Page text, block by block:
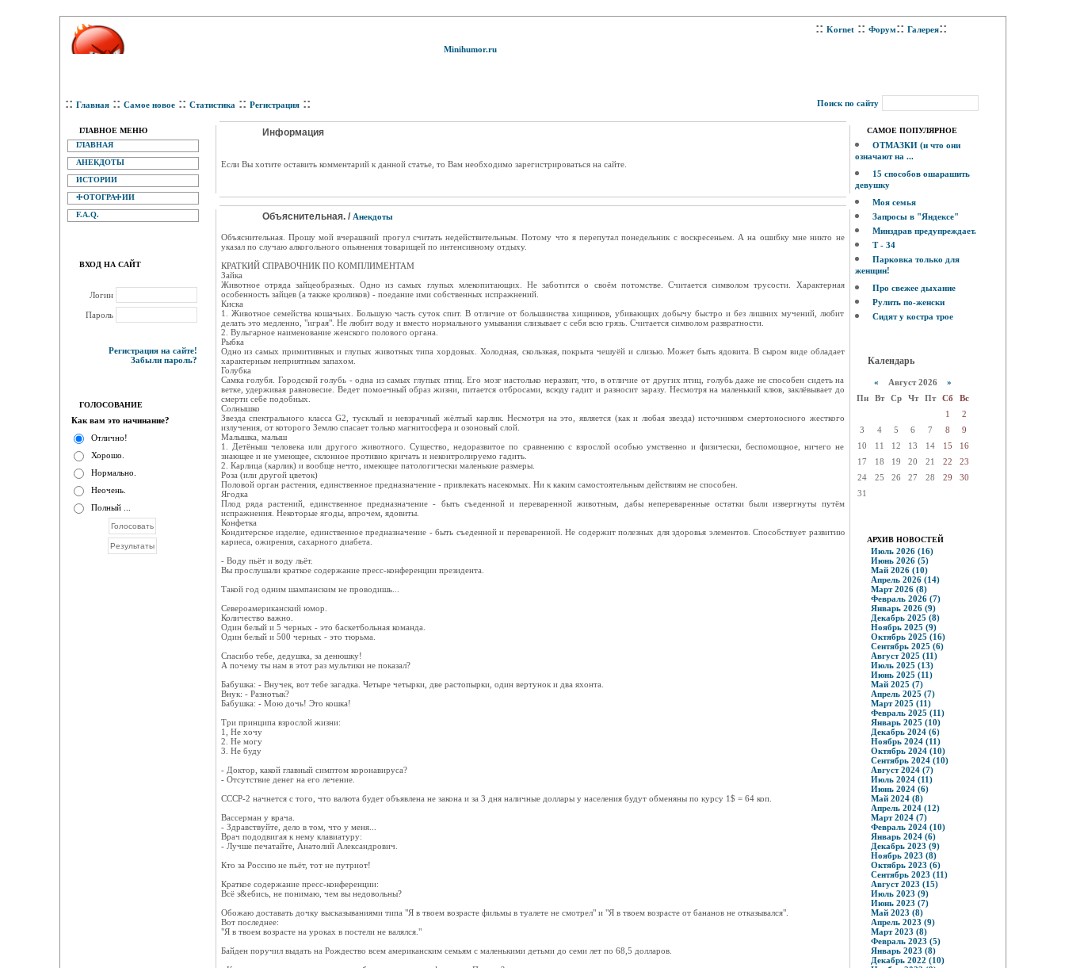
Minihumor.ru
:: Kornet :: Форум:: Галерея::
:: Главная :: Самое новое :: Статистика :: Регистрация :: Поиск по сайту
ГЛАВНОЕ МЕНЮ
ГЛАВНАЯ
АНЕКДОТЫ
ИСТОРИИ
ФОТОГРАФИИ
F.A.Q.
ВХОД НА САЙТ
Логин
Пароль
Регистрация на сайте!
Забыли пароль?
ГОЛОСОВАНИЕ
Как вам это начинание?
Отлично!
Хорошо.
Нормально.
Неочень.
Полный ...
Информация
Eсли Вы хотите оставить комментарий к данной статье, то Вам необходимо зарегистрироваться на сайте.
Объяснительная. / Анекдоты
Объяснительная. Прошу мой вчерашний прогул считать недействительным. Потому что я перепутал понедельник с воскресеньем. А на ошибку мне никто не
указал по случаю алкогольного опьянения товарищей по интенсивному отдыху.
КРАТКИЙ СПРАВОЧНИК ПО КОМПЛИМЕНТАМ
Зайка
Животное отряда зайцеобразных. Одно из самых глупых млекопитающих. Не заботится о своём потомстве. Считается символом трусости. Характерная
особенность зайцев (а также кроликов) - поедание ими собственных испражнений.
Киска
1. Животное семейства кошачьих. Большую часть суток спит. В отличие от большинства хищников, убивающих добычу быстро и без лишних мучений, любит
делать это медленно, "играя". Не любит воду и вместо нормального умывания слизывает с себя всю грязь. Считается символом развратности.
2. Вульгарное наименование женского полового органа.
Рыбка
Одно из самых примитивных и глупых животных типа хордовых. Холодная, скользкая, покрыта чешуёй и слизью. Может быть ядовита. В сыром виде обладает
характерным неприятным запахом.
Голубка
Самка голубя. Городской голубь - одна из самых глупых птиц. Его мозг настолько неразвит, что, в отличие от других птиц, голубь даже не способен сидеть на
ветке, удерживая равновесие. Ведет помоечный образ жизни, питается отбросами, всюду гадит и разносит заразу. Несмотря на маленький клюв, заклёвывает до
смерти себе подобных.
Солнышко
Звезда спектрального класса G2, тусклый и невзрачный жёлтый карлик. Несмотря на это, является (как и любая звезда) источником смертоносного жесткого
излучения, от которого Землю спасает только магнитосфера и озоновый слой.
Малышка, малыш
1. Детёныш человека или другого животного. Существо, недоразвитое по сравнению с взрослой особью умственно и физически, беспомощное, ничего не
знающее и не умеющее, склонное противно кричать и неконтролируемо гадить.
2. Карлица (карлик) и вообще нечто, имеющее патологически маленькие размеры.
Роза (или другой цветок)
Половой орган растения, единственное предназначение - привлекать насекомых. Ни к каким самостоятельным действиям не способен.
Ягодка
Плод ряда растений, единственное предназначение - быть съеденной и переваренной животным, дабы непереваренные остатки были извергнуты путём
испражнения. Некоторые ягоды, впрочем, ядовиты.
Конфетка
Кондитерское изделие, единственное предназначение - быть съеденной и переваренной. Не содержит полезных для здоровья элементов. Способствует развитию
кариеса, ожирения, сахарного диабета.
- Воду пьёт и воду льёт.
Вы прослушали краткое содержание пресс-конференции президента.
Такой год одним шампанским не проводишь...
Североамериканский юмор.
Количество важно.
Один белый и 5 черных - это баскетбольная команда.
Один белый и 500 черных - это тюрьма.
Спасибо тебе, дедушка, за денюшку!
А почему ты нам в этот раз мультики не показал?
Бабушка: - Внучек, вот тебе загадка. Четыре четырки, две растопырки, один вертунок и два яхонта.
Внук: - Разнотык?
Бабушка: - Мою дочь! Это кошка!
Три принципа взрослой жизни:
1, Не хочу
2. Не могу
3. Не буду
- Доктор, какой главный симптом коронавируса?
- Отсутствие денег на его лечение.
CCCP-2 начнется с того, что валюта будет объявлена не закона и за 3 дня наличные доллары у населения будут обменяны по курсу 1$ = 64 коп.
Вассерман у врача.
- Здравствуйте, дело в том, что у меня...
Врач пододвигая к нему клавиатуру:
- Лучше печатайте, Анатолий Александрович.
Кто за Россию не пьёт, тот не путриот!
Краткое содержание пресс-конференции:
Всё з&ебись, не понимаю, чем вы недовольны?
Обожаю доставать дочку высказываниями типа "Я в твоем возрасте фильмы в туалете не смотрел" и "Я в твоем возрасте от бананов не отказывался".
Вот последнее:
"Я в твоем возрасте на уроках в постели не валялся."
Байден поручил выдать на Рождество всем американским семьям с маленькими детьми до семи лет по 68,5 долларов.
САМОЕ ПОПУЛЯРНОЕ
ОТМАЗКИ (и что они
означают на ...
15 способов ошарашить
девушку
Моя семья
Запросы в "Яндексе"
Минздрав предупреждает.
Т - 34
Парковка только для
женщин!
Про свежее дыхание
Рулить по-женски
Сидят у костра трое
Календарь
« Август 2026 »
Пн
Вт Ср Чт Пт Сб
Вс
1
2
3
4 5 6 7 8
9
10
11 12 13 14 15
16
17
18 19 20 21 22
23
24
25 26 27 28 29
30
31
АРХИВ НОВОСТЕЙ
Июль 2026 (16)
Июнь 2026 (5)
Май 2026 (10)
Апрель 2026 (14)
Март 2026 (8)
Февраль 2026 (7)
Январь 2026 (9)
Декабрь 2025 (8)
Ноябрь 2025 (9)
Октябрь 2025 (16)
Сентябрь 2025 (6)
Август 2025 (11)
Июль 2025 (13)
Июнь 2025 (11)
Май 2025 (7)
Апрель 2025 (7)
Март 2025 (11)
Февраль 2025 (11)
Январь 2025 (10)
Декабрь 2024 (6)
Ноябрь 2024 (11)
Октябрь 2024 (10)
Сентябрь 2024 (10)
Август 2024 (7)
Июль 2024 (11)
Июнь 2024 (6)
Май 2024 (8)
Апрель 2024 (12)
Март 2024 (7)
Февраль 2024 (10)
Январь 2024 (6)
Декабрь 2023 (9)
Ноябрь 2023 (8)
Октябрь 2023 (6)
Сентябрь 2023 (11)
Август 2023 (15)
Июль 2023 (9)
Июнь 2023 (7)
Май 2023 (8)
Апрель 2023 (9)
Март 2023 (8)
Февраль 2023 (5)
Январь 2023 (8)
Декабрь 2022 (10)